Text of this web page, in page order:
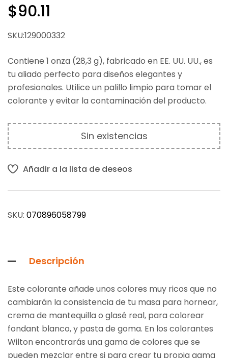
$90.11
SKU:129000332
Contiene 1 onza (28,3 g), fabricado en EE. UU. UU., es
tu aliado perfecto para diseños elegantes y
profesionales. Utilice un palillo limpio para tomar el
colorante y evitar la contaminación del producto.
Sin existencias
Añadir a la lista de deseos
SKU: 070896058799
Descripción
Este colorante añade unos colores muy ricos que no
cambiarán la consistencia de tu masa para hornear,
crema de mantequilla o glasé real, para colorear
fondant blanco, y pasta de goma. En los colorantes
Wilton encontrarás una gama de colores que se
pueden mezclar entre si para crear tu propia gama